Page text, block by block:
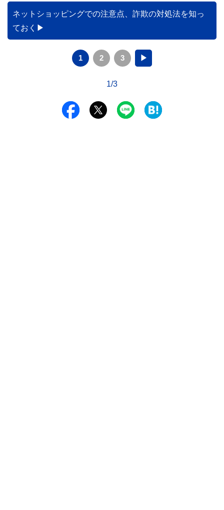
ネットショッピングでの注意点、詐欺の対処法を知っ
ておく
1 2 3 ▶
1/3